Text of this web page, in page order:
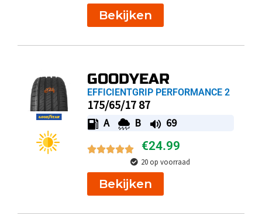
Bekijken
GOODYEAR
EFFICIENTGRIP PERFORMANCE 2
175/65/17 87
A B 69
€24.99
20 op voorraad
Bekijken